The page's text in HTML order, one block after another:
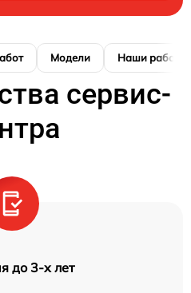
Модели Наши работы
сервис-
до 3-х лет